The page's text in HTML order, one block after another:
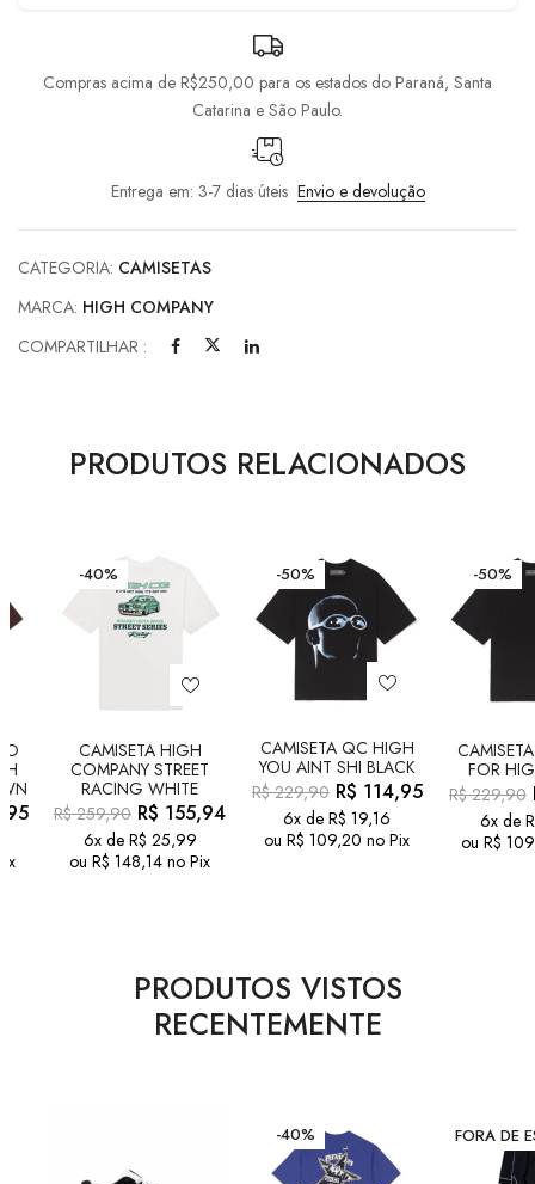
Compras acima de R$250,00 para os estados do Paraná, Santa
Catarina e São Paulo.
Entrega em: 3-7 dias úteis Envio e devolução
CATEGORIA: CAMISETAS
MARCA: HIGH COMPANY
COMPARTILHAR :
PRODUTOS RELACIONADOS
-40%
CAMISETA HIGH
COMPANY STREET
RACING WHITE
R$259,90 R$ 155,94
6x de R$ 25,99
ou R$ 148,14 no Pix
-50%
CAMISETA QC HIGH
YOU AINT SHI BLACK
R$229,90 R$ 114,95
6x de R$ 19,16
ou R$ 109,20 no Pix
-50%
FOR
R$229,90
6x de
ou R$
PRODUTOS VISTOS
RECENTEMENTE
-40% FORA DE